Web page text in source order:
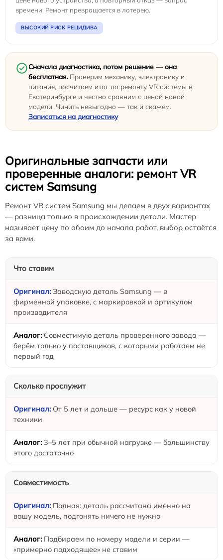
времени. Ремонт превращается в лотерею.
ВЫСОКИЙ РИСК РЕЦИДИВА
Сначала диагностика, потом решение — она
бесплатная. Проверим механику, электронику и
питание, посчитаем итог по ремонту VR системы в
Екатеринбурге и честно сравним с ценой новой
модели. Чинить невыгодно — так и скажем.
Записаться на диагностику
Оригинальные запчасти или
проверенные аналоги: ремонт VR
систем Samsung
Ремонт VR систем Samsung мы делаем в двух вариантах
— разница только в происхождении детали. Мастер
называет цену по обоим до начала работ, выбор остаётся
за вами.
Что ставим
Заводскую деталь Samsung — в
фирменной упаковке, с маркировкой и артикулом
производителя
Совместимую деталь проверенного завода —
берём только у поставщиков, с которыми работаем не
первый год
Сколько прослужит
От 5 лет и дольше — ресурс как у новой
техники
3–5 лет при обычной нагрузке — большинству
этого достаточно
Совместимость
Полная: деталь рассчитана именно на
вашу модель, подгонять ничего не нужно
Подбираем по номеру модели и серии —
«примерно подходящее» не ставим